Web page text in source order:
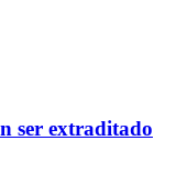
ser extraditado